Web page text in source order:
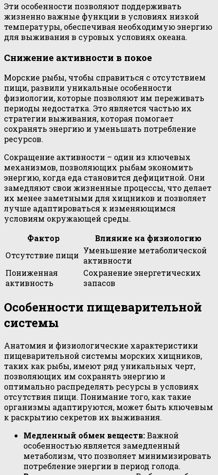
Эти особенности позволяют поддерживать
жизненно важные функции в условиях низкой
температуры, обеспечивая необходимую энергию
для выживания в суровых условиях океана.
Снижение активности в покое
Морские рыбы, чтобы справиться с отсутствием
пищи, развили уникальные особенности
физиологии, которые позволяют им переживать
периоды недостатка. Это является частью их
стратегии выживания, которая помогает
сохранять энергию и уменьшать потребление
ресурсов.
Сокращение активности – один из ключевых
механизмов, позволяющих рыбам экономить
энергию, когда еда становится дефицитной. Они
замедляют свои жизненные процессы, что делает
их менее заметными для хищников и позволяет
лучше адаптироваться к изменяющимся
условиям окружающей среды.
Фактор
Влияние на физиологию
Отсутствие пищи Уменьшение метаболической
активности
Пониженная
активность
Сохранение энергетических
запасов
Особенности пищеварительной
системы
Анатомия и физиологические характеристики
пищеварительной системы морских хищников,
таких как рыбы, имеют ряд уникальных черт,
позволяющих им сохранять энергию и
оптимально распределять ресурсы в условиях
отсутствия пищи. Понимание того, как такие
организмы адаптируются, может быть ключевым
к раскрытию секретов их выживания.
Медленный обмен веществ:Важной
особенностью является замедленный
метаболизм, что позволяет минимизировать
потребление энергии в период голода.